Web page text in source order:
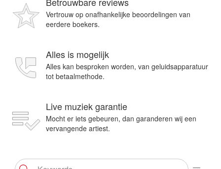
Vertrouw op onafhankelijke beoordelingen van
eerdere boekers.
Alles is mogelijk
Alles kan besproken worden, van geluidsapparatuur
tot betaalmethode.
Live muziek garantie
Mocht er iets gebeuren, dan garanderen wij een
vervangende artiest.